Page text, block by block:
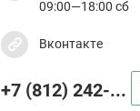
09:00—18:00 сб
Вконтакте
+7 (812) 242-...